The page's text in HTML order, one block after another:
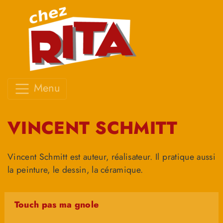
Menu
VINCENT SCHMITT
Vincent Schmitt est auteur, réalisateur. Il pratique aussi
la peinture, le dessin, la céramique.
Touch pas ma gnole